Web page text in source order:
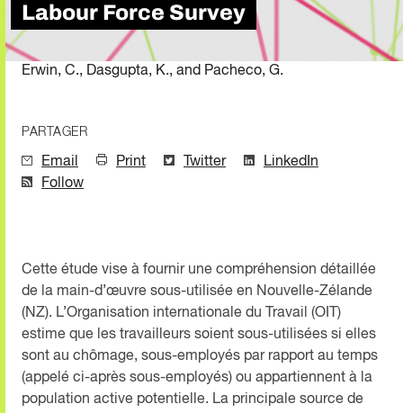
Labour Force Survey
Erwin, C., Dasgupta, K., and Pacheco, G.
PARTAGER
Email Print Twitter
LinkedIn
Follow
Cette étude vise à fournir une compréhension détaillée
de la main-d’œuvre sous-utilisée en Nouvelle-Zélande
(NZ). L’Organisation internationale du Travail (OIT)
estime que les travailleurs soient sous-utilisées si elles
sont au chômage, sous-employés par rapport au temps
(appelé ci-après sous-employés) ou appartiennent à la
population active potentielle. La principale source de